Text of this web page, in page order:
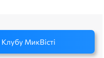
МикВісті